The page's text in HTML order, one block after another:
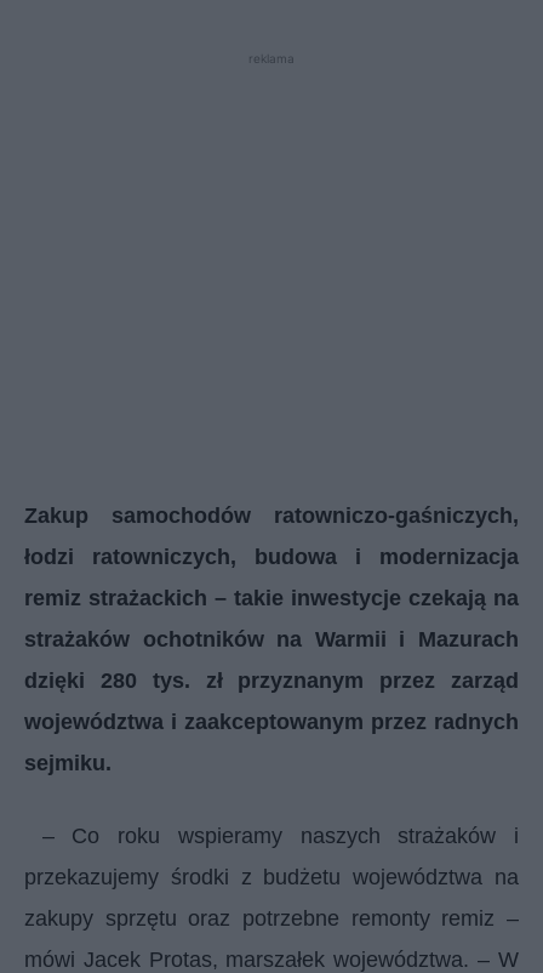
reklama
Zakup samochodów ratowniczo-gaśniczych,
łodzi ratowniczych, budowa i modernizacja
remiz strażackich – takie inwestycje czekają na
strażaków ochotników na Warmii i Mazurach
dzięki 280 tys. zł przyznanym przez zarząd
województwa i zaakceptowanym przez radnych
sejmiku.
– Co roku wspieramy naszych strażaków i
przekazujemy środki z budżetu województwa na
zakupy sprzętu oraz potrzebne remonty remiz –
mówi Jacek Protas, marszałek województwa. – W